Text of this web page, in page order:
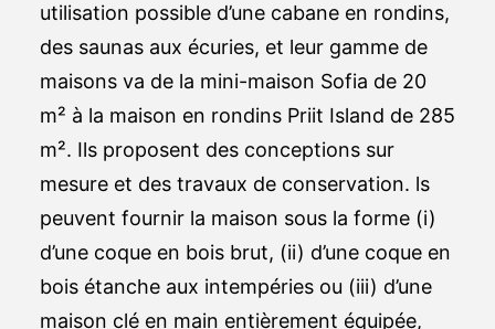
utilisation possible d’une cabane en rondins,
des saunas aux écuries, et leur gamme de
maisons va de la mini-maison Sofia de 20
m² à la maison en rondins Priit Island de 285
m². Ils proposent des conceptions sur
mesure et des travaux de conservation. ls
peuvent fournir la maison sous la forme (i)
d’une coque en bois brut, (ii) d’une coque en
bois étanche aux intempéries ou (iii) d’une
maison clé en main entièrement équipée,